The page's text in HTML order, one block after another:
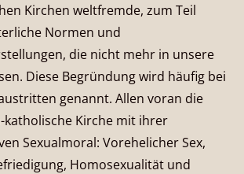
Kirchen weltfremde, zum Teil
Normen und
die nicht mehr in unsere
Diese Begründung wird häufig bei
genannt. Allen voran die
katholische Kirche mit ihrer
Sexualmoral: Vorehelicher Sex,
Homosexualität und